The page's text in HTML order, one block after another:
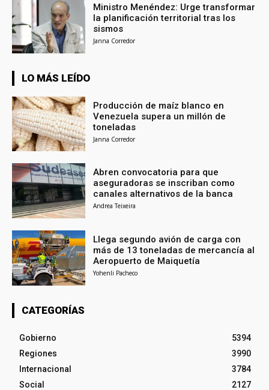
Ministro Menéndez: Urge transformar
la planificación territorial tras los
sismos
Janna Corredor
LO MÁS LEÍDO
Producción de maíz blanco en
Venezuela supera un millón de
toneladas
Janna Corredor
Abren convocatoria para que
aseguradoras se inscriban como
canales alternativos de la banca
Andrea Teixeira
Llega segundo avión de carga con
más de 13 toneladas de mercancía al
Aeropuerto de Maiquetía
Yohenli Pacheco
CATEGORÍAS
Gobierno
5394
Regiones
3990
Internacional
3784
Social
2127